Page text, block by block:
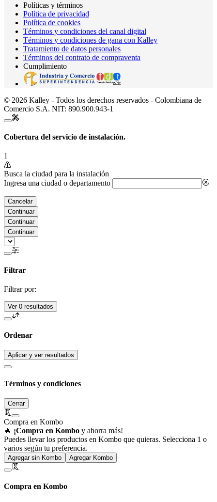
Políticas y términos
Política de privacidad
Política de cookies
Términos y condiciones del canal digital
Términos y condiciones de gana con Kalley
Tratamiento de datos personales
Términos del contrato de compraventa
Cumplimiento
© 2026 Kalley - Todos los derechos reservados - Colombiana de
Comercio S.A. NIT: 890.900.943-1
Cobertura del servicio de instalación.
1
Busca la ciudad para la instalación
Ingresa una ciudad o departamento
Cancelar
Continuar
Continuar
Continuar
Filtrar
Filtrar por:
Ver 0 resultados
Ordenar
Aplicar y ver resultados
Términos y condiciones
Cerrar
Compra en Kombo
🔥 ¡Compra en Kombo y ahorra más!
Puedes llevar los productos en Kombo que quieras. Selecciona 1 o
varios según tu preferencia.
Agregar sin Kombo Agregar Kombo
Compra en Kombo